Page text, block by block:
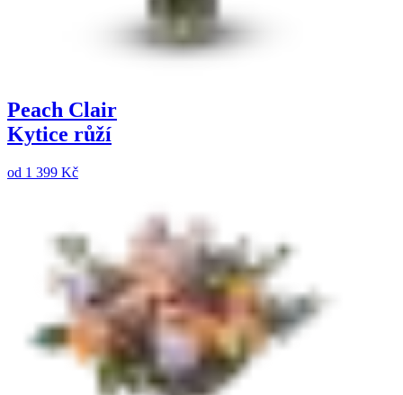
Peach Clair
Kytice růží
od 1 399 Kč